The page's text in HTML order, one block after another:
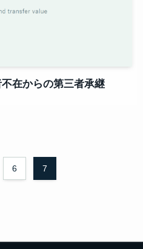
在からの第三者承継
6 7